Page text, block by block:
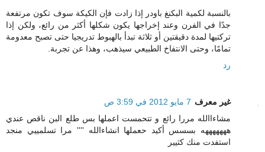
بالنسبة لكمية البكنغ باودر إذا زادت فإن الكيكة سوف تكون مرتفعة
جدًا في الفرن وعند إخراجها يكون شكلها أكثر من رائع، ولكن إذا
تركتيها لمدة دقيقتين أو ثلاثة تبدأ بالهبوط تدريجيا حتى تصبح معدومة
تمامًا، وحتى الانتفاخ الطبيعي سيذهب، وهذا عن تجربة.
رد
غير معرف 7 مايو 2012 في 3:59 ص
مشاءاالله مررا رائع و تتحمست اعملها بس طلع البن ناقص عندي
هههههههه بسسس أكيد حعملها انشاءالله '''' مرا تسلمييي منجد
استفدت منك كثيير